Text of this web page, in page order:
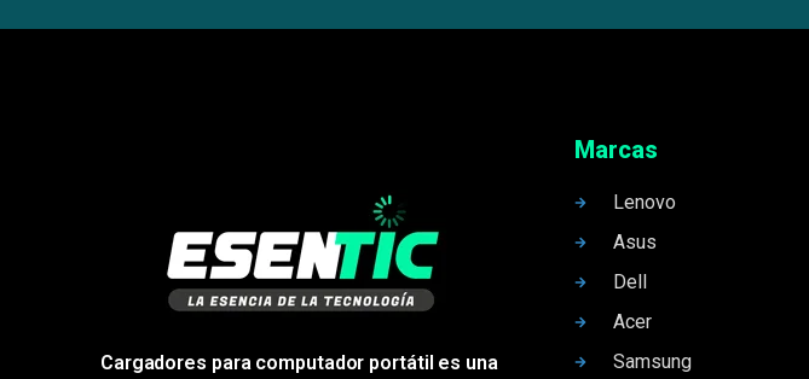
Cargadores para computador portátil es una
Marcas
Lenovo
Asus
Dell
Acer
Samsung